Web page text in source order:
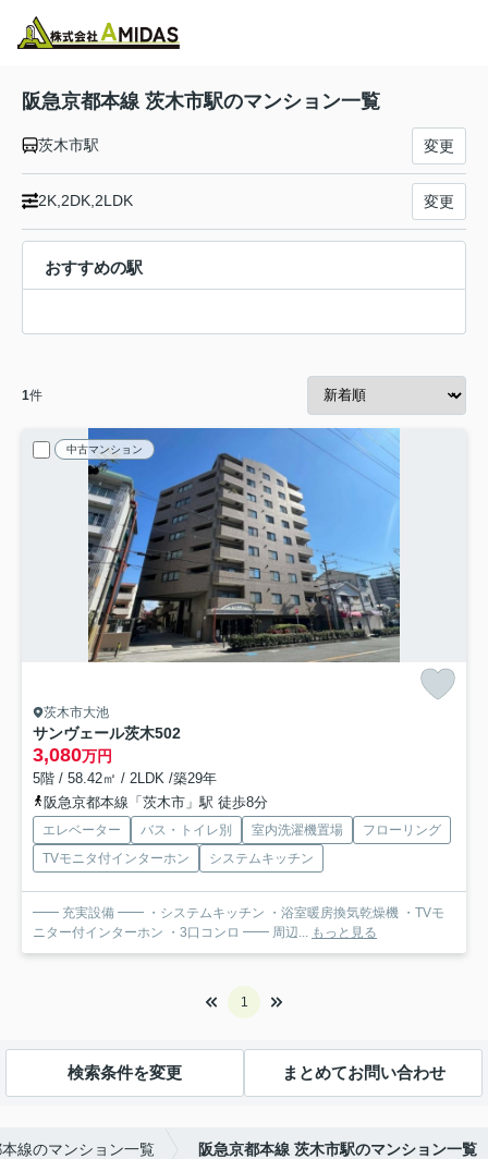
阪急京都本線 茨木市駅のマンション一覧
茨木市駅 変更
2K,2DK,2LDK 変更
おすすめの駅
1件
中古マンション
茨木市大池
サンヴェール茨木502
3,080万円
5階 / 58.42㎡ / 2LDK /築29年
阪急京都本線「茨木市」駅 徒歩8分
エレベーター バス・トイレ別 室内洗濯機置場
フローリング
TVモニタ付インターホン
システムキッチン
━━ 充実設備 ━━ ・システムキッチン ・浴室暖房換気乾燥機 ・TVモ
ニター付インターホン ・3口コンロ ━━ 周辺...
もっと見る
1
検索条件を変更 まとめてお問い合わせ
線のマンション一覧 阪急京都本線 茨木市駅のマンション一覧